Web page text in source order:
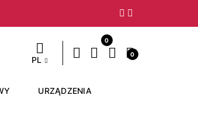
Następny
PL
0
0
URZĄDZENIA